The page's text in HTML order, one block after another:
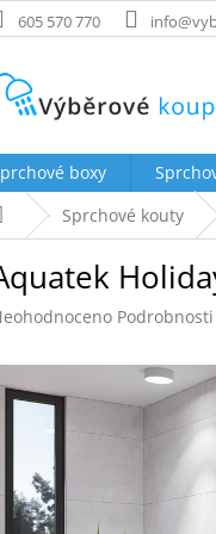
605 570 770
boxy
Domů Sprchové kouty
hvězdiček.